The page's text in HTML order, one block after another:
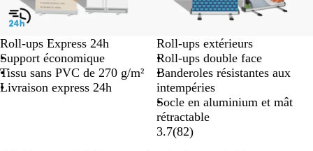
Roll-ups Express 24h
Support économique
Tissu sans PVC de 270 g/m²
Livraison express 24h
Roll-ups extérieurs
Roll-ups double face
Banderoles résistantes aux
intempéries
Socle en aluminium et mât
rétractable
3.7(82)